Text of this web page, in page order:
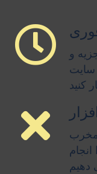
و
سایت
مخرب
دهیم